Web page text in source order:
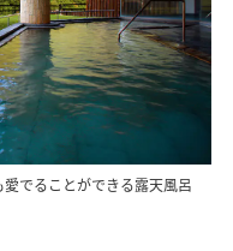
でることができる露天風呂